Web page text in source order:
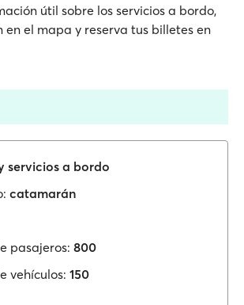
útil sobre los servicios a bordo,
en el mapa y reserva tus billetes en
servicios a bordo
catamarán
pasajeros: 800
vehículos: 150